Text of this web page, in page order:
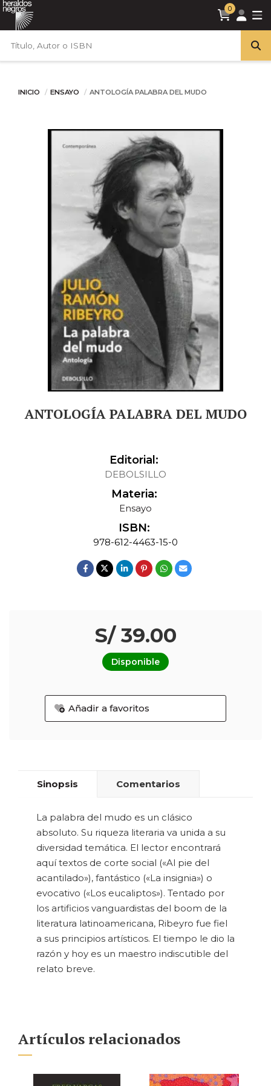
0
INICIO ENSAYO ANTOLOGÍA PALABRA DEL MUDO
ANTOLOGÍA PALABRA DEL MUDO
Editorial:
DEBOLSILLO
Materia:
Ensayo
ISBN:
978-612-4463-15-0
S/ 39.00
Disponible
Añadir a favoritos
Sinopsis Comentarios
La palabra del mudo es un clásico
absoluto. Su riqueza literaria va unida a su
diversidad temática. El lector encontrará
aquí textos de corte social («Al pie del
acantilado»), fantástico («La insignia») o
evocativo («Los eucaliptos»). Tentado por
los artificios vanguardistas del boom de la
literatura latinoamericana, Ribeyro fue fiel
a sus principios artísticos. El tiempo le dio la
razón y hoy es un maestro indiscutible del
relato breve.
Artículos relacionados